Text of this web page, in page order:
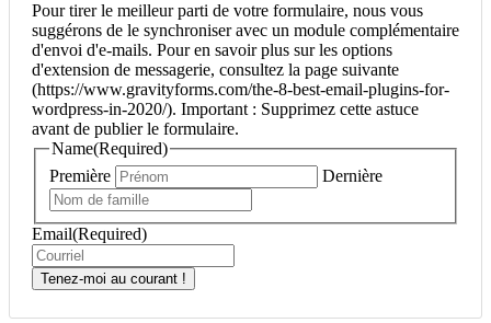
Pour tirer le meilleur parti de votre formulaire, nous vous
suggérons de le synchroniser avec un module complémentaire
d'envoi d'e-mails. Pour en savoir plus sur les options
d'extension de messagerie, consultez la page suivante
(https://www.gravityforms.com/the-8-best-email-plugins-for-
wordpress-in-2020/). Important : Supprimez cette astuce
avant de publier le formulaire.
Name(Required)
Première
Dernière
Email(Required)
Tenez-moi au courant !